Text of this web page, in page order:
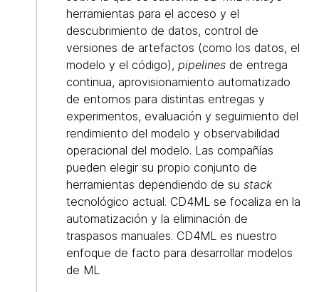
herramientas para el acceso y el
descubrimiento de datos, control de
versiones de artefactos (como los datos, el
modelo y el código), pipelines de entrega
continua, aprovisionamiento automatizado
de entornos para distintas entregas y
experimentos, evaluación y seguimiento del
rendimiento del modelo y observabilidad
operacional del modelo. Las compañías
pueden elegir su propio conjunto de
herramientas dependiendo de su stack
tecnológico actual. CD4ML se focaliza en la
automatización y la eliminación de
traspasos manuales. CD4ML es nuestro
enfoque de facto para desarrollar modelos
de ML